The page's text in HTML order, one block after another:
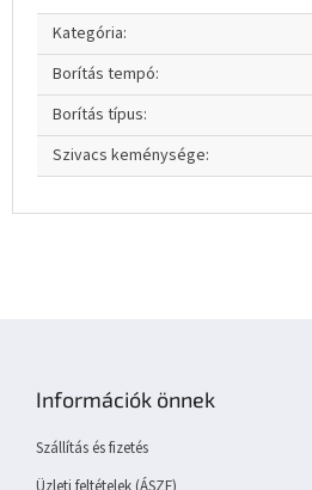
Kategória:
Borítás tempó:
Borítás típus:
Szivacs keménysége:
Információk önnek
Szállítás és fizetés